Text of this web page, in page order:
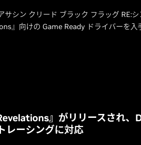
シン クリード ブラック フラッグ RE:シ
』向けの Game Ready ドライバーを入
』がリリースされ、
レーシングに対応